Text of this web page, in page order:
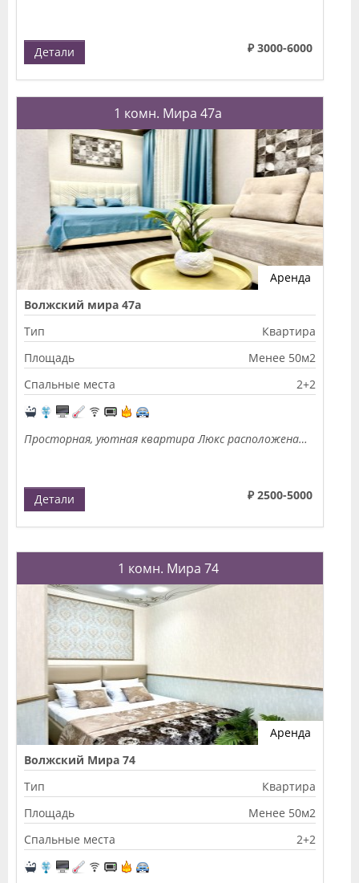
₽ 3000-6000
Детали
1 комн. Мира 47а
Аренда
Волжский мира 47а
Тип
Квартира
Площадь
Менее 50м2
Спальные места
2+2
Просторная, уютная квартира Люкс расположена…
₽ 2500-5000
Детали
1 комн. Мира 74
Аренда
Волжский Мира 74
Тип
Квартира
Площадь
Менее 50м2
Спальные места
2+2